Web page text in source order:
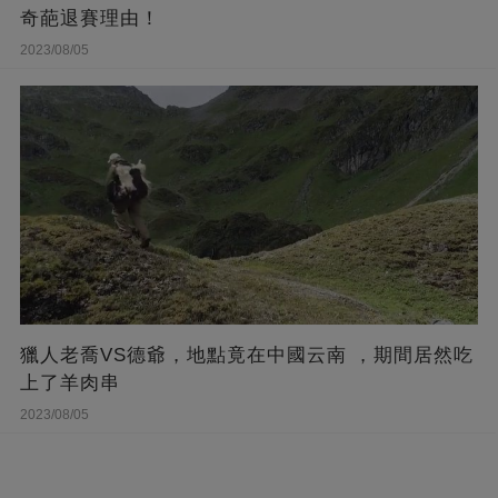
奇葩退賽理由！
2023/08/05
獵人老喬VS德爺，地點竟在中國云南 ，期間居然吃
上了羊肉串
2023/08/05